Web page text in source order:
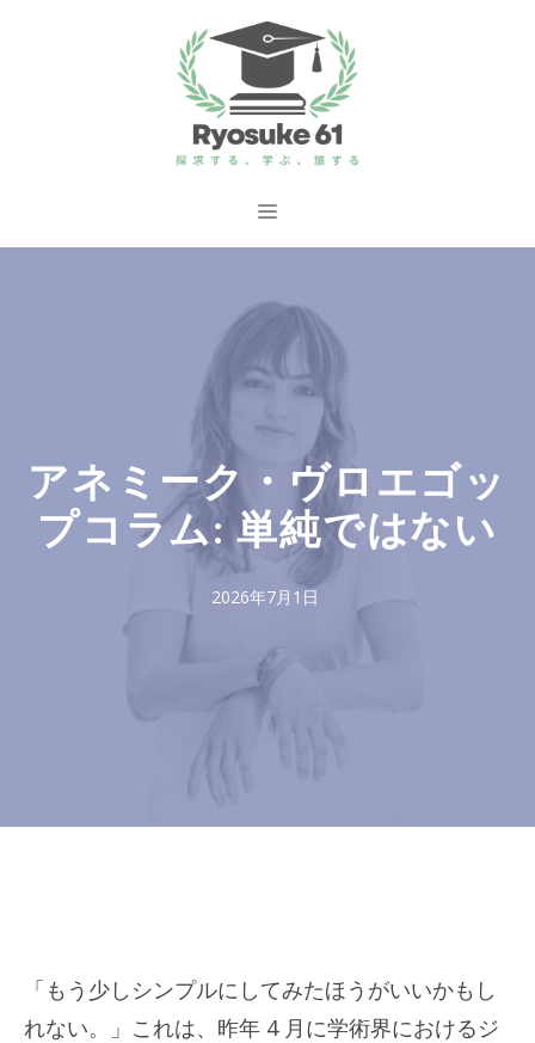
ス
メ
ュ
アネミーク・ヴロエゴッ
プコラム: 単純ではない
2026年7月1日
「もう少しシンプルにしてみたほうがいいかもし
れない。」これは、昨年 4 月に学術界におけるジ